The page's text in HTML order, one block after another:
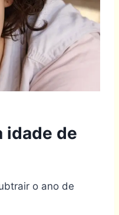
idade de
o ano de